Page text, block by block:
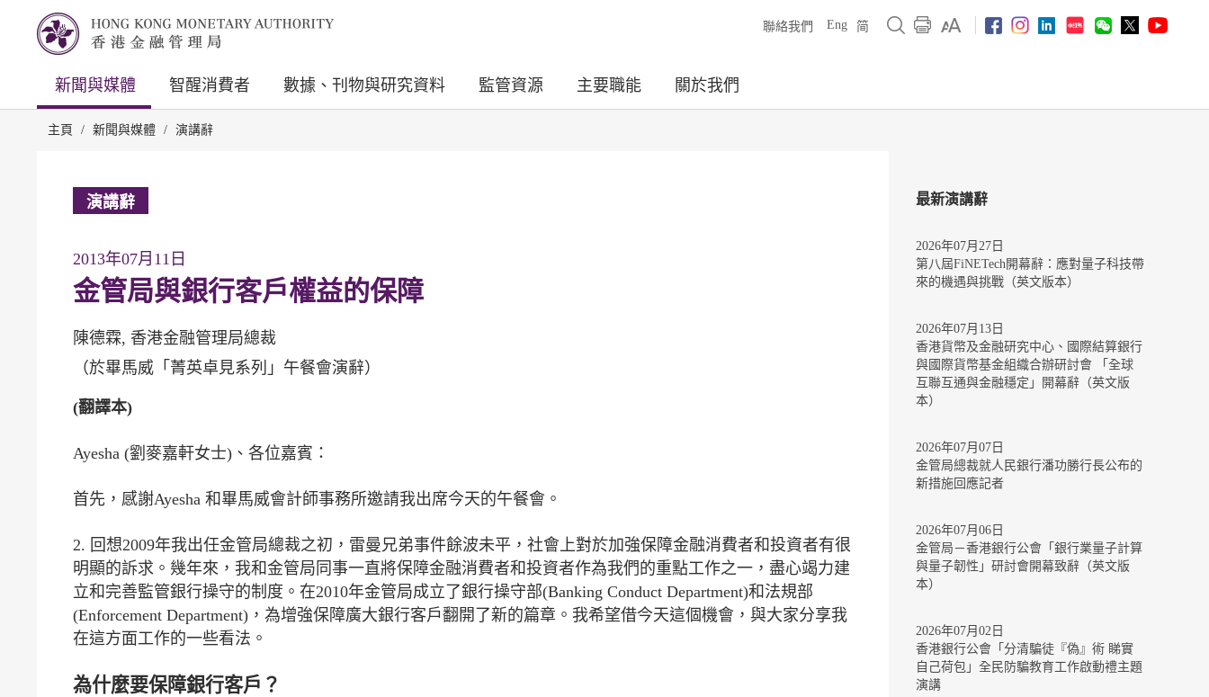
聯絡我們 Eng 简
新聞與媒體 智醒消費者 數據、刊物與研究資料 監管資源 主要職能 關於我們
主頁 / 新聞與媒體 / 演講辭
演講辭
2013年07月11日
金管局與銀行客戶權益的保障
陳德霖, 香港金融管理局總裁
（於畢馬威「菁英卓見系列」午餐會演辭）
(翻譯本)
Ayesha (劉麥嘉軒女士)、各位嘉賓：
首先，感謝Ayesha 和畢馬威會計師事務所邀請我出席今天的午餐會。
2. 回想2009年我出任金管局總裁之初，雷曼兄弟事件餘波未平，社會上對於加強保障金融消費者和投資者有很
明顯的訴求。幾年來，我和金管局同事一直將保障金融消費者和投資者作為我們的重點工作之一，盡心竭力建
立和完善監管銀行操守的制度。在2010年金管局成立了銀行操守部(Banking Conduct Department)和法規部
(Enforcement Department)，為增強保障廣大銀行客戶翻開了新的篇章。我希望借今天這個機會，與大家分享我
在這方面工作的一些看法。
為什麼要保障銀行客戶？
最新演講辭
2026年07月27日
第八屆FiNETech開幕辭：應對量子科技帶
來的機遇與挑戰（英文版本）
2026年07月13日
香港貨幣及金融研究中心、國際結算銀行
與國際貨幣基金組織合辦研討會 「全球
互聯互通與金融穩定」開幕辭（英文版
本）
2026年07月07日
金管局總裁就人民銀行潘功勝行長公布的
新措施回應記者
2026年07月06日
金管局－香港銀行公會「銀行業量子計算
與量子韌性」研討會開幕致辭（英文版
本）
2026年07月02日
香港銀行公會「分清騙徒『偽』術 睇實
自己荷包」全民防騙教育工作啟動禮主題
演講